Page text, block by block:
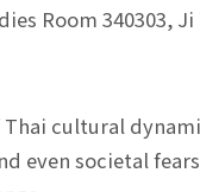
Room 340303,
Thai cultural
even societal